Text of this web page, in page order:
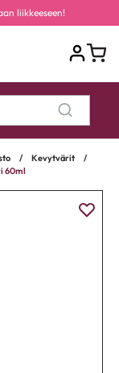
liikkeeseen!
/ Kevytvärit
/
60ml